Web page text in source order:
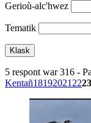
Gerioù-alc'hwez
Tematik
5 respont war 316 -
Kentañ18192021 2223